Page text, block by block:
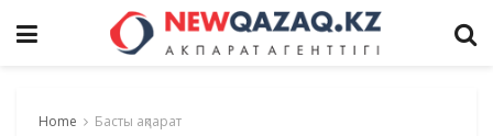
Home Басты ақпарат